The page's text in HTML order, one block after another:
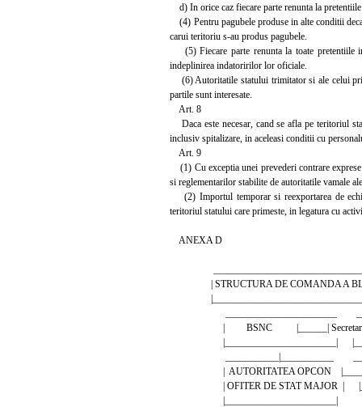
d) In orice caz fiecare parte renunta la
(4) Pentru pagubele produse in alte conditii
carui teritoriu s-au produs pagubele.
(5) Fiecare parte renunta la toate pretentiile
indeplinirea indatoririlor lor oficiale.
(6) Autoritatile statului trimitator si ale celui
partile sunt interesate.
Art. 8
Daca este necesar, cand se afla pe teritoriul
inclusiv spitalizare, in aceleasi conditii cu
Art. 9
(1) Cu exceptia unei prevederi contrare
si reglementarilor stabilite de autoritatile vamale
(2) Importul temporar si reexportarea de
teritoriul statului care primeste, in legatura cu
ANEXA D
| STRUCTURA DE COMANDA A
| BSNC |______|
|_______________________|
___________|___________
| AUTORITATEA OPCON |______|
| OFITER DE STAT MAJOR |
|_______________________|